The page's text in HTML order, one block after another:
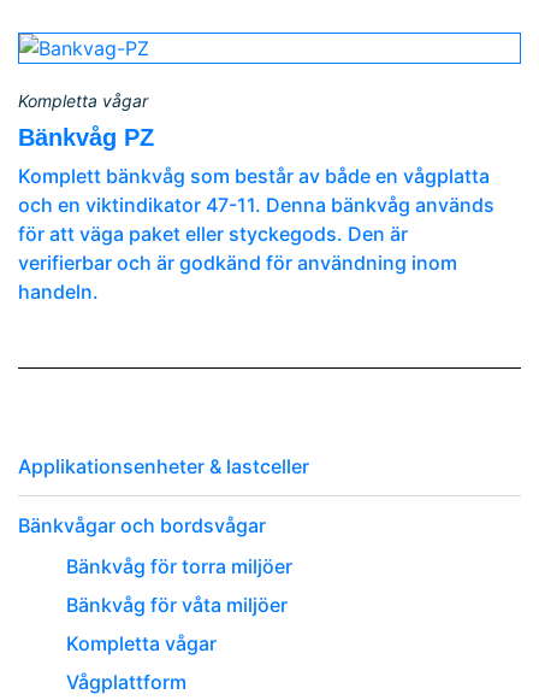
Applikationsenheter & lastceller
Bänkvågar och bordsvågar
Bänkvåg för torra miljöer
Bänkvåg för våta miljöer
Kompletta vågar
Vågplattform
Kompletta vågar
Bänkvåg PZ
Komplett bänkvåg som består av både en vågplatta
och en viktindikator 47-11. Denna bänkvåg används
för att väga paket eller styckegods. Den är
verifierbar och är godkänd för användning inom
handeln.